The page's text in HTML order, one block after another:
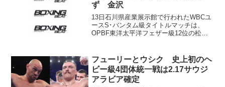
ず 金沢
13日石川県産業展示館で行われたWBCユ
ースS･バンタム級タイトルマッチは、
OPBF東洋太平洋フェザー級12位の松本
れ、タイトル獲得はならなかった。 松
本は4回...
フューリーとウシク 史上初のヘ
ビー級4団体統一戦は2.17サウジ
アラビア確定